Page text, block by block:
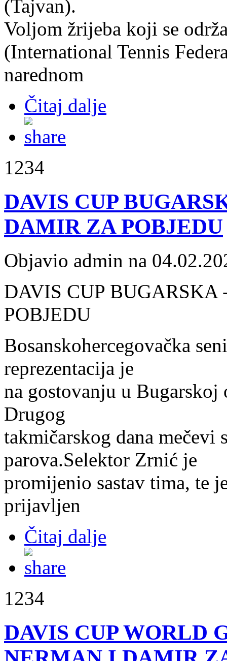
(Tajvan).
Voljom žrijeba koji se
(International Tennis
narednom
Čitaj dalje
1234
DAVIS CUP
DAMIR ZA POBJEDU
Objavio admin na
DAVIS CUP
POBJEDU
Bosanskohercegovačka
reprezentacija je
na gostovanju u
Drugog
takmičarskog dana mečevi
parova.Selektor Zrnić je
promijenio sastav tima, te
prijavljen
Čitaj dalje
1234
DAVIS CUP WORLD